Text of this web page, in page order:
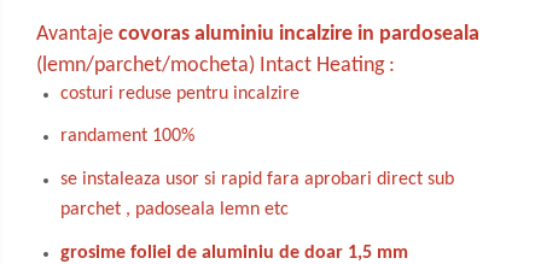
Avantaje covoras aluminiu incalzire in pardoseala
(lemn/parchet/mocheta) Intact Heating :
costuri reduse pentru incalzire
randament 100%
se instaleaza usor si rapid fara aprobari direct sub
parchet , padoseala lemn etc
grosime foliei de aluminiu de doar 1,5 mm